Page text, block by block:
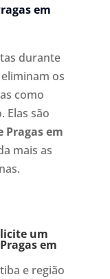
em
durante
os
como
Elas são
Pragas em
mais as
um
em
e região